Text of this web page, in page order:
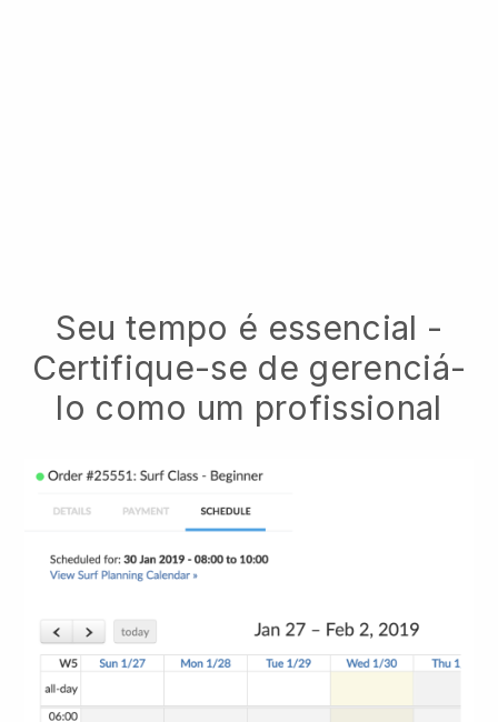
Seu tempo é essencial -
Certifique-se de gerenciá-
lo como um profissional